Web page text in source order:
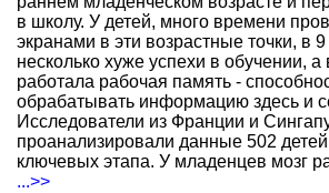
в школу. У детей, много времени
экранами в эти возрастные точки, в
несколько хуже успехи в обучении, а
работала рабочая память -
обрабатывать информацию здесь и
Исследователи из Франции и
проанализировали данные 502
ключевых этапа. У младенцев мозг
...>>